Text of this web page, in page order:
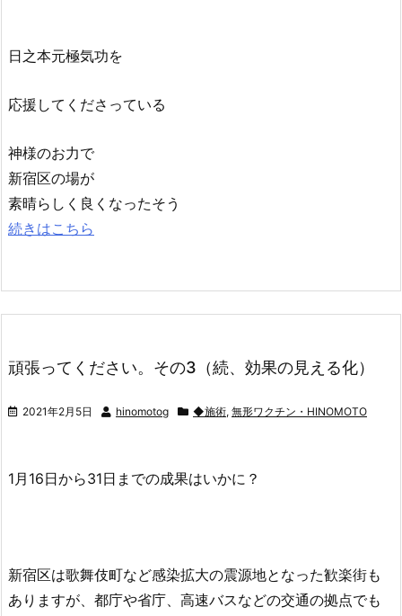
日之本元極気功を
応援してくださっている
神様のお力で
新宿区の場が
素晴らしく良くなったそう
続きはこちら
頑張ってください。その3（続、効果の見える化）
2021年2月5日 hinomotog ◆施術, 無形ワクチン・HINOMOTO
1月16日から31日までの成果はいかに？
新宿区は歌舞伎町など感染拡大の震源地となった歓楽街も
ありますが、都庁や省庁、高速バスなどの交通の拠点でも